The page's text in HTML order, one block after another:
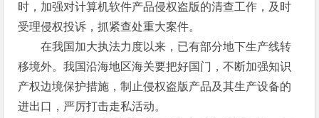
时，加强对计算机软件产品侵权盗版的清查工作，及时
受理侵权投诉，抓紧查处重大案件。
在我国加大执法力度以来，已有部分地下生产线转
移境外。我国沿海地区海关要把好国门，不断加强知识
产权边境保护措施，制止侵权盗版产品及其生产设备的
进出口，严厉打击走私活动。